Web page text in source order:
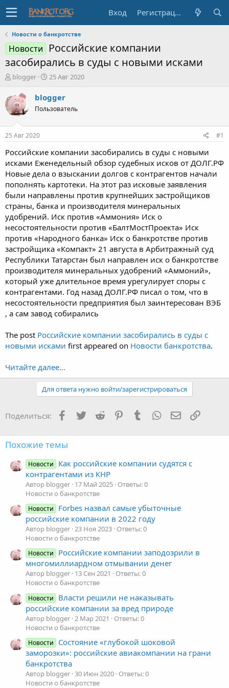
Вход Регистрация
Новости о банкротстве
Новости
Российские компании
засобирались в суды с новыми исками
А
т
о
р
е
м
ы
blogger
Д
т
а
н
л
25 Авг 2020
blogger
Пользователь
25 Авг 2020 #1
Российские компании засобирались в суды с новыми
исками Еженедельный обзор судебных исков от ДОЛГ.РФ
Новые дела о взыскании долгов с контрагентов начали
пополнять картотеки. На этот раз исковые заявления
были направлены против крупнейших застройщиков
страны, банка и производителя минеральных
удобрений. Иск против «Аммония» Иск о
несостоятельности против «БалтМостПроекта» Иск
против «Народного банка» Иск о банкротстве против
застройщика «Компакт» 21 августа в Арбитражный суд
Республики Татарстан был направлен иск о банкротстве
производителя минеральных удобрений «Аммоний»,
который уже длительное время урегулирует споры с
контрагентами. Год назад ДОЛГ.РФ писал о том, что в
несостоятельности предприятия был заинтересован ВЭБ
, а сам завод собирались
The post Российские компании засобирались в суды с
новыми исками first appeared on Новости банкротства.
Читайте далее...
Для ответа нужно войти/зарегистрироваться
Поделиться: Facebook
TwitterReddit PinterestTumblr WhatsApp Ссылка
Похожие темы
Новости
Как российские компании судятся с
контрагентами из КНР
Автор blogger 17 Май 2025 Ответы: 0
Новости о банкротстве
Новости
Forbes назвал самые убыточные
российские компании в 2022 году
Автор blogger 23 Ноя 2023 Ответы: 0
Новости о банкротстве
Новости
Российские компании заподозрили в
многомиллиардном отмывании денег
Автор blogger 13 Сен 2021
Ответы: 0
Новости о банкротстве
Новости
Власти решили не наказывать
российские компании за вред природе
Автор blogger 2 Мар 2021
Ответы: 0
Новости о банкротстве
Новости
Состояние «глубокой шоковой
заморозки»: российские авиакомпании на грани
банкротства
Автор blogger 30 Июн 2020 Ответы: 0
Новости о банкротстве